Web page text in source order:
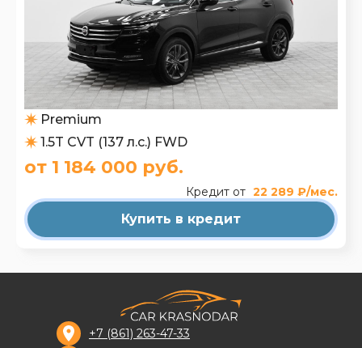
Premium
1.5T CVT (137 л.с.) FWD
от 1 184 000 руб.
Кредит от 22 289 ₽/мес.
Купить в кредит
+7 (861) 263-47-33